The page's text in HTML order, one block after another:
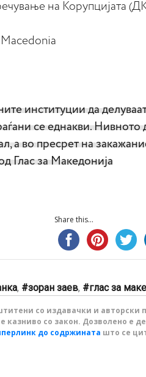
на Корупцијата
Macedonia
институции да
се еднакви.
а во пресрет на
Глас за Македонија
Share this...
, зоран заев, глас за
со издавачки и авторски
казниво со закон. Дозволено е
до содржината што се